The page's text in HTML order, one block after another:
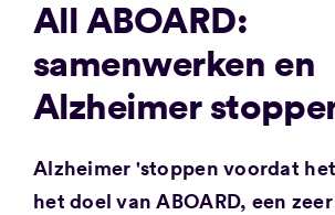
All ABOARD:
samenwerken en
Alzheimer
Alzheimer 'stoppen voordat
het doel van ABOARD, een